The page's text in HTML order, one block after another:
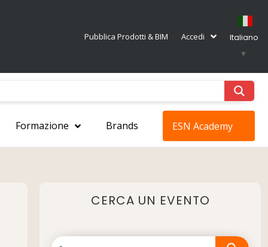
Pubblica Prodotti & BIM Accedi
Italiano
▼
Formazione Brands ESN Academy
CERCA UN EVENTO